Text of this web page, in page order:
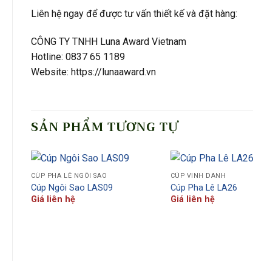
Liên hệ ngay để được tư vấn thiết kế và đặt hàng:
CÔNG TY TNHH Luna Award Vietnam
Hotline: 0837 65 1189
Website: https://lunaaward.vn
SẢN PHẨM TƯƠNG TỰ
CÚP PHA LÊ NGÔI SAO
Cúp Ngôi Sao LAS09
Giá liên hệ
CÚP VINH DANH
Cúp Pha Lê LA26
Giá liên hệ